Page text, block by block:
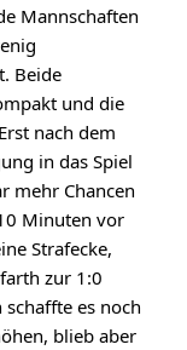
Mannschaften
Beide
und die
nach dem
in das Spiel
mehr Chancen
Minuten vor
Strafecke,
zur 1:0
es noch
blieb aber